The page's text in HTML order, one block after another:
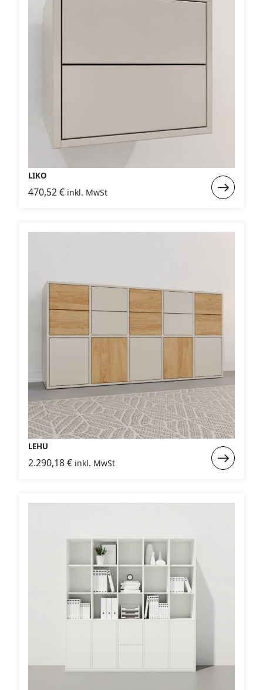
LIKO
470,52€ inkl. MwSt
:
LEHU
2.290,18€ inkl. MwSt
: